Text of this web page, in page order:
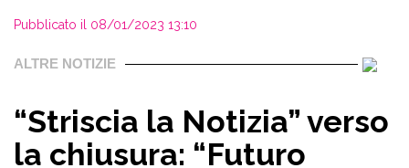
Pubblicato il 08/01/2023 13:10
ALTRE NOTIZIE
“Striscia la Notizia” verso
la chiusura: “Futuro